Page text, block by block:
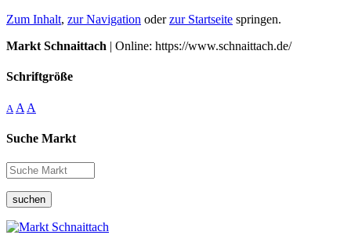
Zum Inhalt, zur Navigation oderzur Startseite springen.
Markt Schnaittach | Online: https://www.schnaittach.de/
Schriftgröße
A A A
Suche Markt
suchen